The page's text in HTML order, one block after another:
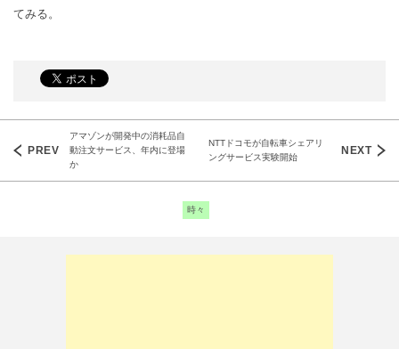
てみる。
Post
navigation
アマゾンが開発中の消耗品自
動注文サービス、年内に登場
か
NTTドコモが自転車シェアリ
ングサービス実験開始
時々